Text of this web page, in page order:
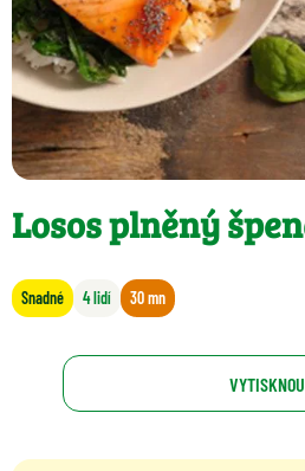
Losos plněný
Snadné 4 lidí 30 mn